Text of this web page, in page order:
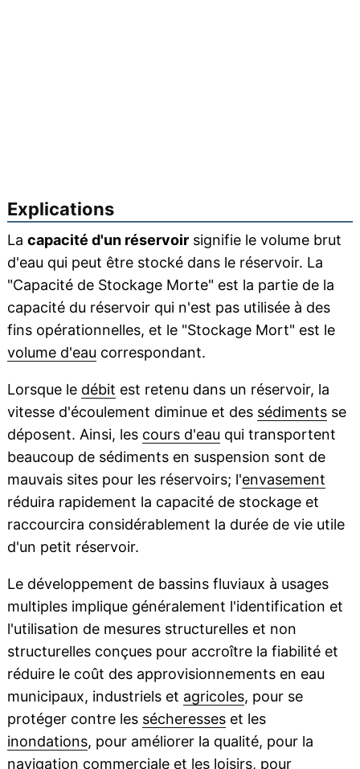
Explications
La capacité d'un réservoirsignifie le volume brut
d'eau qui peut être stocké dans le réservoir. La
"Capacité de Stockage Morte" est la partie de la
capacité du réservoir qui n'est pas utilisée à des
fins opérationnelles, et le "Stockage Mort" est le
volume d'eau correspondant.
Lorsque le débit est retenu dans un réservoir, la
vitesse d'écoulement diminue et des sédimentsse
déposent. Ainsi, les cours d'eau qui transportent
beaucoup de sédiments en suspension sont de
mauvais sites pour les réservoirs; l'envasement
réduira rapidement la capacité de stockage et
raccourcira considérablement la durée de vie utile
d'un petit réservoir.
Le développement de bassins fluviaux à usages
multiples implique généralement l'identification et
l'utilisation de mesures structurelles et non
structurelles conçues pour accroître la fiabilité et
réduire le coût des approvisionnements en eau
municipaux, industriels et agricoles, pour se
protéger contre les sécheresseset les
inondations, pour améliorer la qualité, pour la
navigation commerciale et les loisirs, pour